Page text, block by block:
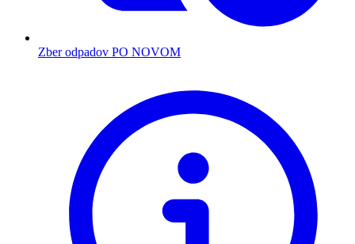
Zber odpadov PO NOVOM